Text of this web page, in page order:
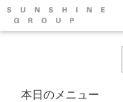
本日のメニュー